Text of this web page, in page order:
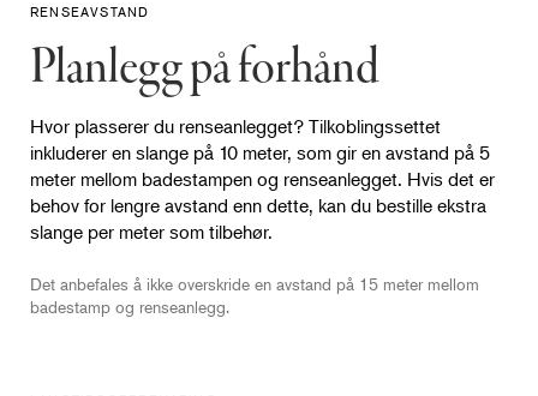
RENSEAVSTAND
Planlegg på forhånd
Hvor plasserer du renseanlegget? Tilkoblingssettet
inkluderer en slange på 10 meter, som gir en avstand på 5
meter mellom badestampen og renseanlegget. Hvis det er
behov for lengre avstand enn dette, kan du bestille ekstra
slange per meter som tilbehør.
Det anbefales å ikke overskride en avstand på 15 meter mellom
badestamp og renseanlegg.